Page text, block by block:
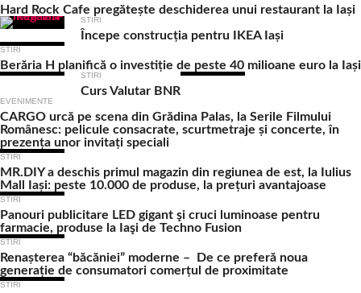
Hard Rock Cafe pregătește deschiderea unui restaurant la Iași
STIRI
Începe construcția pentru IKEA Iași
STIRI
Berăria H planifică o investiție de peste 40 milioane euro la Iași
STIRI
Curs Valutar BNR
EVENIMENTE
CARGO urcă pe scena din Grădina Palas, la Serile Filmului
Românesc: pelicule consacrate, scurtmetraje și concerte, în
prezența unor invitați speciali
STIRI
MR.DIY a deschis primul magazin din regiunea de est, la Iulius
Mall Iași: peste 10.000 de produse, la prețuri avantajoase
STIRI
Panouri publicitare LED gigant şi cruci luminoase pentru
farmacie, produse la Iaşi de Techno Fusion
STIRI
Renașterea “băcăniei” moderne – De ce preferă noua
generație de consumatori comerțul de proximitate
STIRI